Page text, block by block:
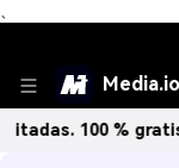
、
Media.io
% gratis!